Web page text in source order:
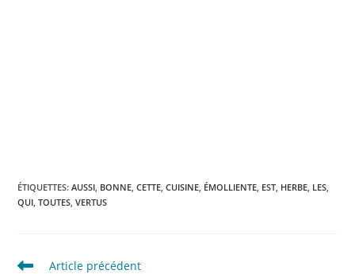
ÉTIQUETTES:AUSSI BONNE CETTE CUISINE ÉMOLLIENTE EST HERBE LES
QUI TOUTES VERTUS
Read
Article précédent